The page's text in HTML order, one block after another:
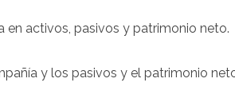
en activos, pasivos y patrimonio neto.
y los pasivos y el patrimonio